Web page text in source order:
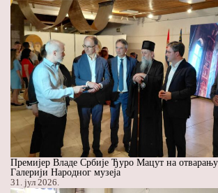
Премијер Владе Србије Ђуро Мацут на
Галерији Народног музеја
31. јул 2026.